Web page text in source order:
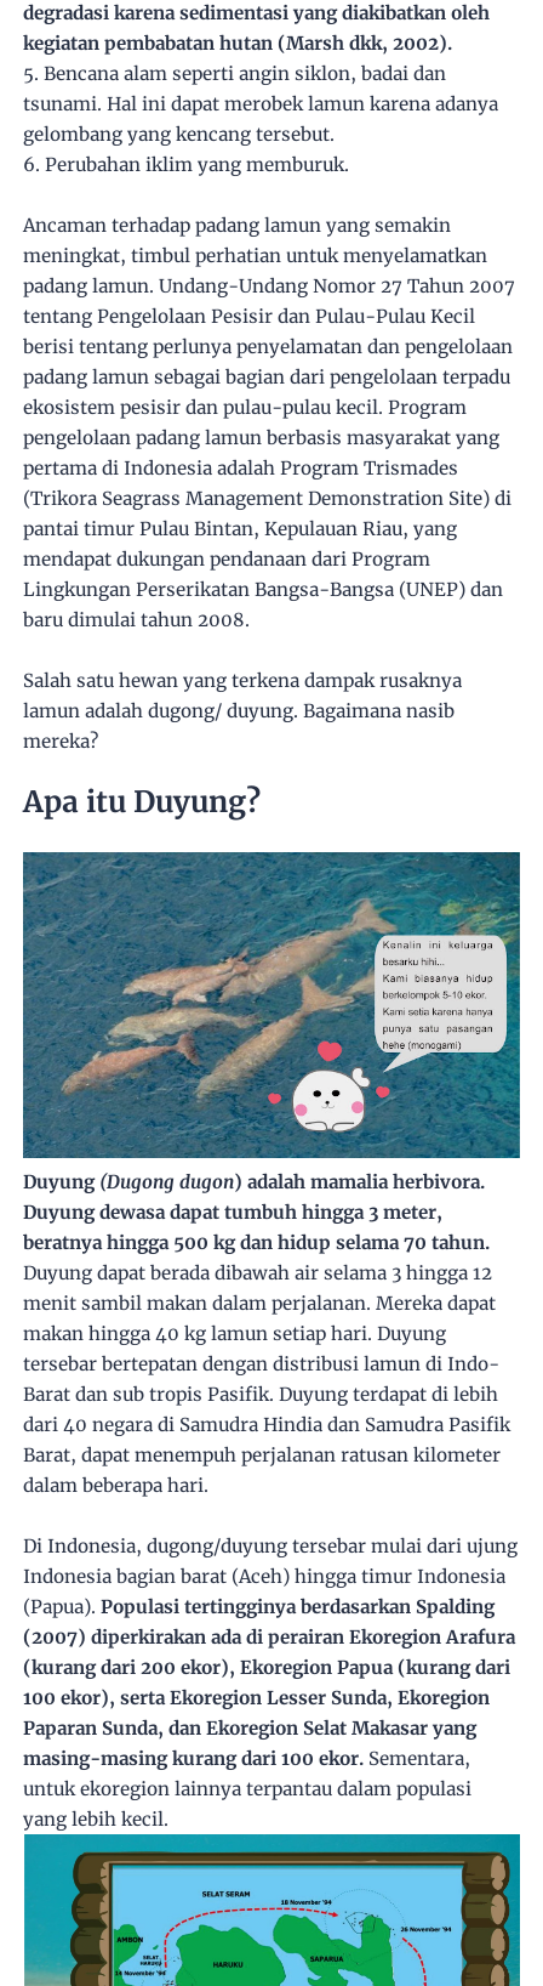
degradasi karena sedimentasi yang diakibatkan oleh
kegiatan pembabatan hutan (Marsh dkk, 2002).
5. Bencana alam seperti angin siklon, badai dan
tsunami. Hal ini dapat merobek lamun karena adanya
gelombang yang kencang tersebut.
6. Perubahan iklim yang memburuk.
Ancaman terhadap padang lamun yang semakin
meningkat, timbul perhatian untuk menyelamatkan
padang lamun. Undang-Undang Nomor 27 Tahun 2007
tentang Pengelolaan Pesisir dan Pulau-Pulau Kecil
berisi tentang perlunya penyelamatan dan pengelolaan
padang lamun sebagai bagian dari pengelolaan terpadu
ekosistem pesisir dan pulau-pulau kecil. Program
pengelolaan padang lamun berbasis masyarakat yang
pertama di Indonesia adalah Program Trismades
(Trikora Seagrass Management Demonstration Site) di
pantai timur Pulau Bintan, Kepulauan Riau, yang
mendapat dukungan pendanaan dari Program
Lingkungan Perserikatan Bangsa-Bangsa (UNEP) dan
baru dimulai tahun 2008.
Salah satu hewan yang terkena dampak rusaknya
lamun adalah dugong/ duyung. Bagaimana nasib
mereka?
Apa itu Duyung?
Duyung(Dugong dugon) adalah mamalia herbivora.
Duyung dewasa dapat tumbuh hingga 3 meter,
beratnya hingga 500 kg dan hidup selama 70 tahun.
Duyung dapat berada dibawah air selama 3 hingga 12
menit sambil makan dalam perjalanan. Mereka dapat
makan hingga 40 kg lamun setiap hari. Duyung
tersebar bertepatan dengan distribusi lamun di Indo-
Barat dan sub tropis Pasifik. Duyung terdapat di lebih
dari 40 negara di Samudra Hindia dan Samudra Pasifik
Barat, dapat menempuh perjalanan ratusan kilometer
dalam beberapa hari.
Di Indonesia, dugong/duyung tersebar mulai dari ujung
Indonesia bagian barat (Aceh) hingga timur Indonesia
(Papua).Populasi tertingginya berdasarkan Spalding
(2007) diperkirakan ada di perairan Ekoregion Arafura
(kurang dari 200 ekor), Ekoregion Papua (kurang dari
100 ekor), serta Ekoregion Lesser Sunda, Ekoregion
Paparan Sunda, dan Ekoregion Selat Makasar yang
masing-masing kurang dari 100 ekor. Sementara,
untuk ekoregion lainnya terpantau dalam populasi
yang lebih kecil.